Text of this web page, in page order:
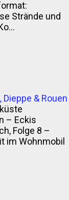
Strände und
& Rouen
– Eckis
Folge 8 –
im Wohnmobil